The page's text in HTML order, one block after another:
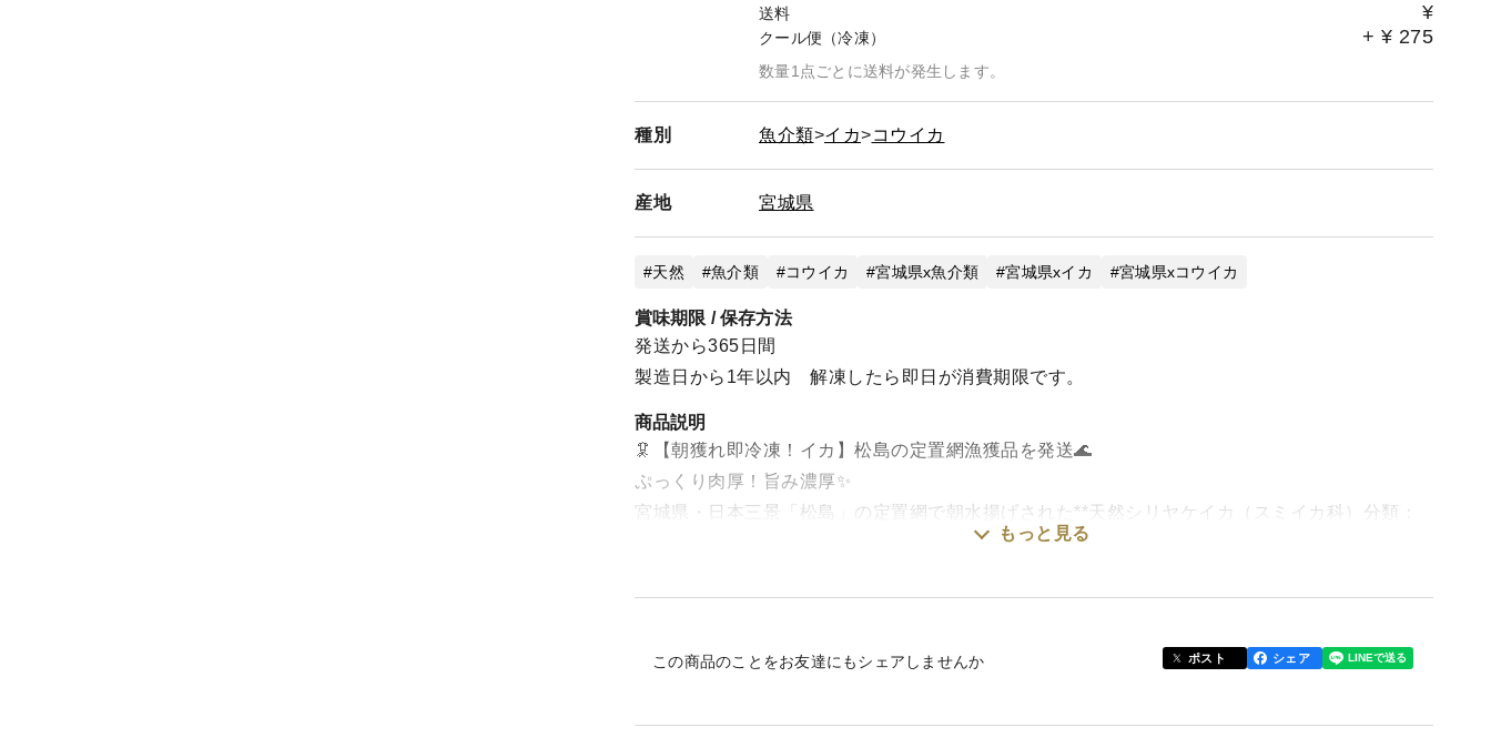
【悪天候に伴う配送のご案内】 📢
ため出荷を延期させていただきます。
遅延の補償について ⚠️ 発送後に発生した交通規制や悪天候による遅延については、当店では一切の補償を
いたしかねます。
願い申し上げます。
送料 ¥
クール便（冷凍） + ¥ 275
数量1点ごとに送料が発生します。
種別 魚介類 イカ コウイカ
産地 宮城県
天然 魚介類 コウイカ 宮城県x魚介類 宮城県xイカ 宮城県xコウイカ
賞味期限 / 保存方法
発送から365日間
製造日から1年以内 解凍したら即日が消費期限です。
商品説明
🦑【朝獲れ即冷凍！イカ】松島の定置網漁獲品を発送🌊
ぷっくり肉厚！旨み濃厚✨
宮城県・日本三景「松島」の定置網で朝水揚げされた**天然シリヤケイカ（スミイカ科）分類：
軟体動物門頭足綱鞘形亜綱十腕形上目コウイカ目コウイカ科Sepiella属を急速冷凍し【1杯単位】
1杯～14杯（300ｇ以上の個体だけを発送します）
📏 参考サイズ
もっと見る
この商品のことをお友達にもシェアしませんか ポスト シェア